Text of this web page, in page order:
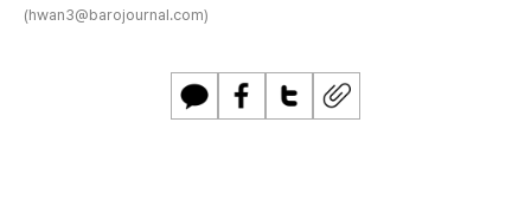
(hwan3@barojournal.com)
카
페
트
U